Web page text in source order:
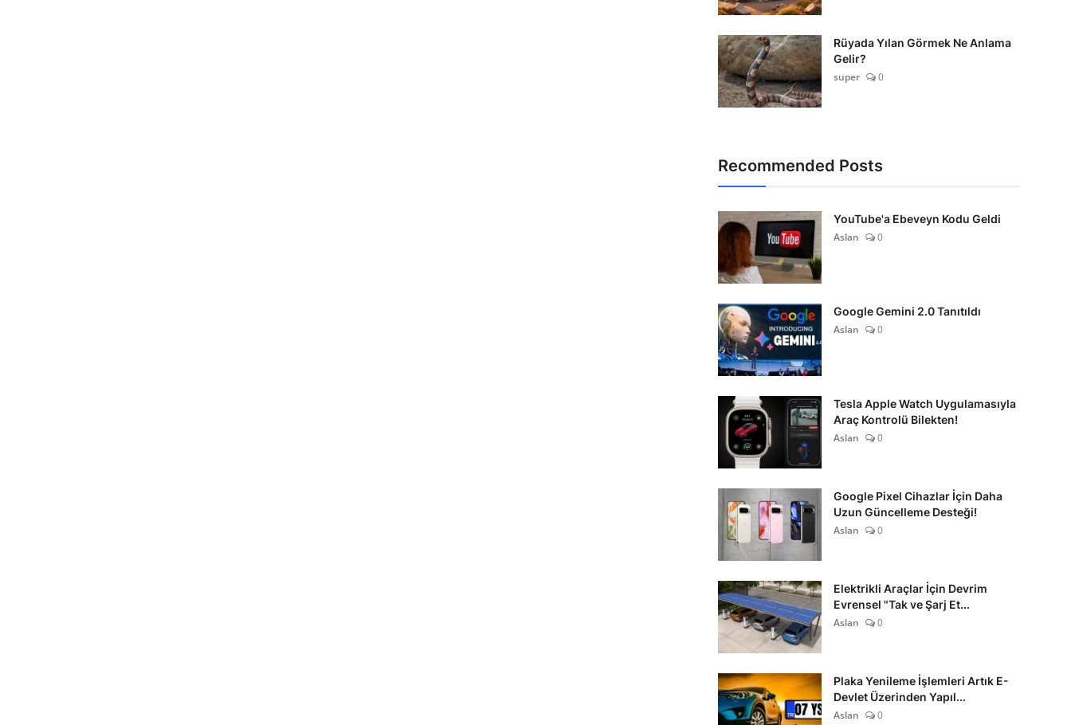
Rüyada Yılan Görmek Ne Anlama
Gelir?
super
0
Recommended Posts
YouTube'a Ebeveyn Kodu Geldi
Aslan
0
Google Gemini 2.0 Tanıtıldı
Aslan
0
Tesla Apple Watch Uygulamasıyla
Araç Kontrolü Bilekten!
Aslan
0
Google Pixel Cihazlar İçin Daha
Uzun Güncelleme Desteği!
Aslan
0
Elektrikli Araçlar İçin Devrim
Evrensel "Tak ve Şarj Et...
Aslan
0
Plaka Yenileme İşlemleri Artık E-
Devlet Üzerinden Yapıl...
Aslan
0